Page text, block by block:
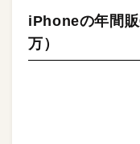
iPhoneの年間
万）